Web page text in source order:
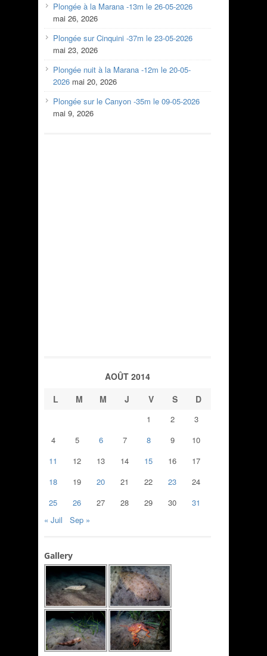
Plongée à la Marana -13m le 26-05-2026
mai 26, 2026
Plongée sur Cinquini -37m le 23-05-2026
mai 23, 2026
Plongée nuit à la Marana -12m le 20-05-
2026 mai 20, 2026
Plongée sur le Canyon -35m le 09-05-2026
mai 9, 2026
AOÛT 2014
L
M M J V S D
1 2
3
4
5 6 7 8 9
10
11
12 13 14 15 16
17
18
19 20 21 22 23
24
25
26 27 28 29 30
31
« Juil
Sep »
Gallery